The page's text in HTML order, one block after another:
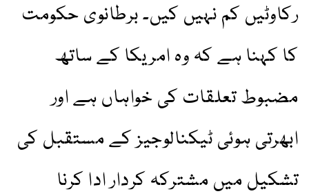
رکاوٹیں کم نہیں کیں۔ برطانوی حکومت
کا کہنا ہے کہ وہ امریکا کے ساتھ
مضبوط تعلقات کی خواہاں ہے اور
ابھرتی ہوئی ٹیکنالوجیز کے مستقبل کی
تشکیل میں مشترکہ کردار ادا کرنا